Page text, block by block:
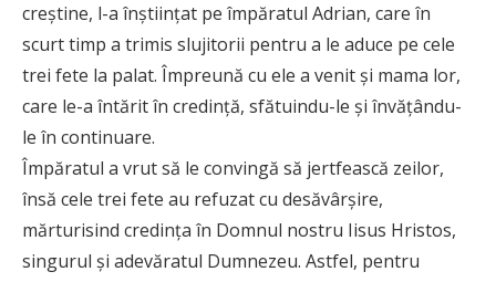
creştine, l-a înştiinţat pe împăratul Adrian, care în
scurt timp a trimis slujitorii pentru a le aduce pe cele
trei fete la palat. Împreună cu ele a venit şi mama lor,
care le-a întărit în credinţă, sfătuindu-le şi învăţându-
le în continuare.
Împăratul a vrut să le convingă să jertfească zeilor,
însă cele trei fete au refuzat cu desăvârşire,
mărturisind credinţa în Domnul nostru Iisus Hristos,
singurul şi adevăratul Dumnezeu. Astfel, pentru